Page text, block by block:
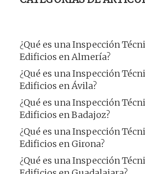
¿Qué es una Inspección
Edificios en Almería?
¿Qué es una Inspección
Edificios en Ávila?
¿Qué es una Inspección
Edificios en Badajoz?
¿Qué es una Inspección
Edificios en Girona?
¿Qué es una Inspección